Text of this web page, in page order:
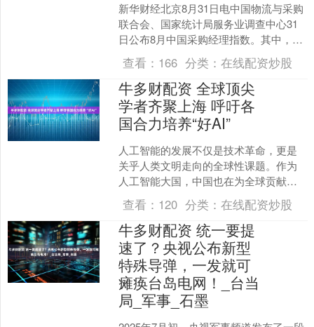
新华财经北京8月31日电中国物流与采购
联合会、国家统计局服务业调查中心31
日公布8月中国采购经理指数。其中，制
造业采购经理指数环比小幅回升，向好
基础继续巩固。8....
查看： 166 分类： 在线配资炒股
牛多财配资 全球顶尖
学者齐聚上海 呼吁各
国合力培养“好AI”
人工智能的发展不仅是技术革命，更是
关乎人类文明走向的全球性课题。作为
人工智能大国，中国也在为全球贡献方
案。 7月26日举行的2025世界人工智能
大会暨人工智能全....
查看： 120 分类： 在线配资炒股
牛多财配资 统一要提
速了？央视公布新型
特殊导弹，一发就可
瘫痪台岛电网！_台当
局_军事_石墨